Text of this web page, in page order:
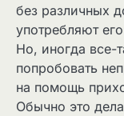
без различных
употребляют
Но, иногда все-
попробовать
на помощь
Обычно это